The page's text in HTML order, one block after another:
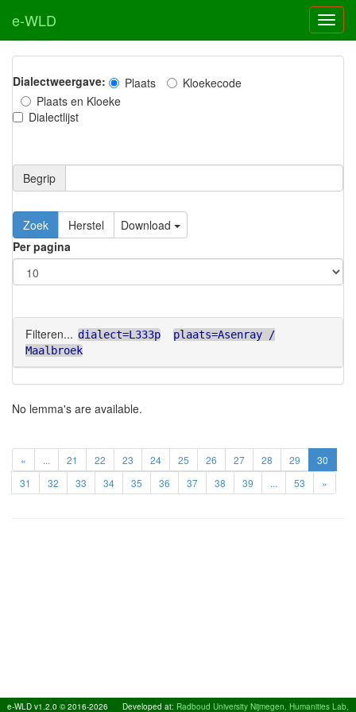
e-WLD
Dialectweergave: Plaats
Kloekecode
Plaats en Kloeke
Dialectlijst
Begrip
Zoek Herstel
Download
Per pagina
Filteren... dialect=L333p
plaats=Asenray /
Maalbroek
No lemma's are available.
« ... 21 22 23 24 25 26 27 28 29
30
31
32 33 34 35 36 37 38 39 ... 53 »
e-WLD v1.2.0 © 2016-2026 Developed at: Radboud University Nijmegen, Humanities Lab,